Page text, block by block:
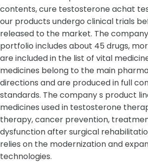
contents, cure testosterone achat
our products undergo clinical trials
released to the market. The
portfolio includes about 45 drugs,
are included in the list of vital
medicines belong to the main
directions and are produced in full
standards. The company s product
medicines used in testosterone
therapy, cancer prevention,
dysfunction after surgical
relies on the modernization and
technologies.